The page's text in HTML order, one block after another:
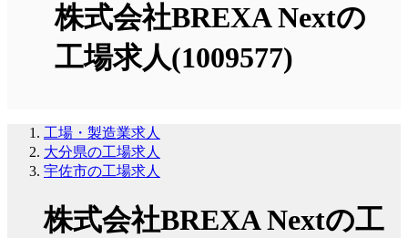
株式会社BREXA Nextの
工場求人(1009577)
工場・製造業求人
大分県の工場求人
宇佐市の工場求人
株式会社BREXA Nextの工